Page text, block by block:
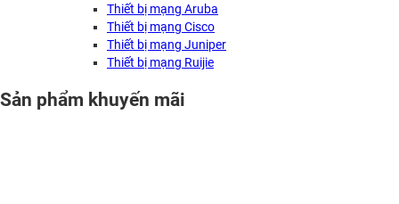
Thiết bị mạng Aruba
Thiết bị mạng Cisco
Thiết bị mạng Juniper
Thiết bị mạng Ruijie
Sản phẩm khuyến mãi